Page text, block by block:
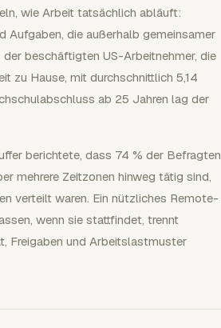
wie Arbeit tatsächlich abläuft:
Aufgaben, die außerhalb gemeinsamer
beschäftigten US-Arbeitnehmer, die
zu Hause, mit durchschnittlich 5,14
ab 25 Jahren lag der
berichtete, dass 74 % der Befragten
mehrere Zeitzonen hinweg tätig sind,
verteilt waren. Ein nützliches Remote-
wenn sie stattfindet, trennt
Freigaben und Arbeitslastmuster